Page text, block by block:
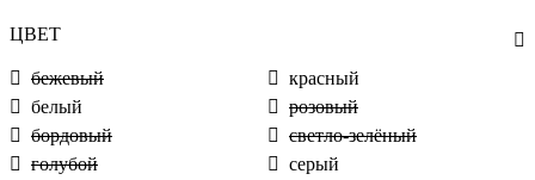
ЦВЕТ
бежевый
белый
бордовый
голубой
красный
розовый
светло-зелёный
серый